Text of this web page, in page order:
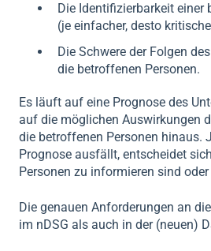
Die Identifizierbarkeit einer
(je einfacher, desto
Die Schwere der Folgen
die betroffenen Personen.
Es läuft auf eine Prognose des
auf die möglichen Auswirkungen
die betroffenen Personen hinaus.
Prognose ausfällt, entscheidet
Personen zu informieren sind
Die genauen Anforderungen an
im nDSG als auch in der (neuen)